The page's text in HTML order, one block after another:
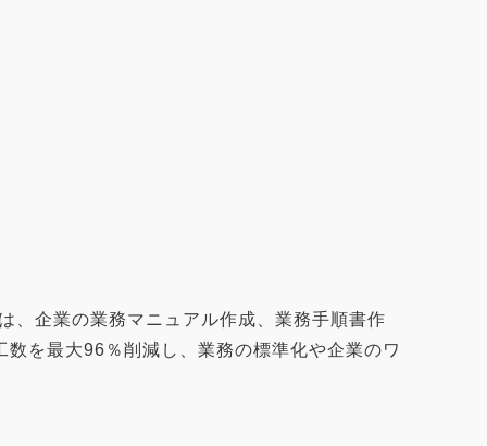
企業の業務マニュアル作成、業務手順書作
を最大96％削減し、業務の標準化や企業のワ